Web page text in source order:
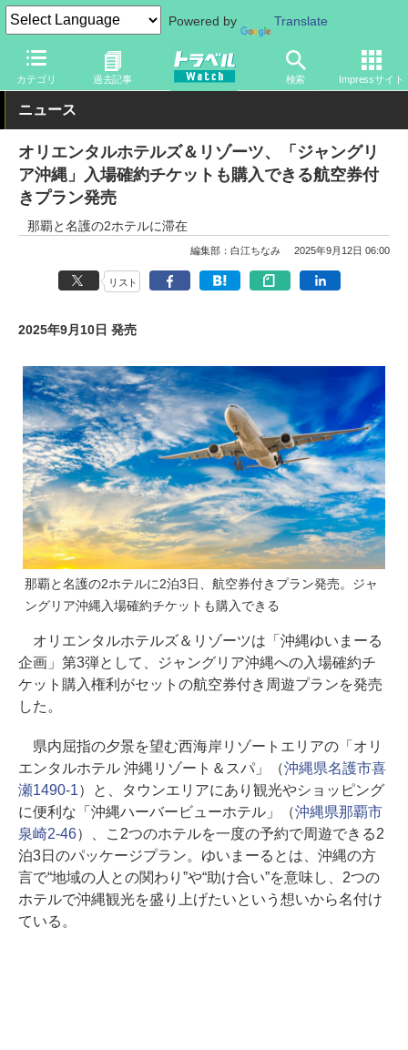
Powered by Translate
カテゴリ 過去記事 検索 Impressサイト
トラベル Watch 旅の情報 ホテル・旅館 宿泊
ニュース
オリエンタルホテルズ＆リゾーツ、「ジャングリ
ア沖縄」入場確約チケットも購入できる航空券付
きプラン発売
那覇と名護の2ホテルに滞在
編集部：白江ちなみ 2025年9月12日 06:00
リスト
2025年9月10日 発売
那覇と名護の2ホテルに2泊3日、航空券付きプラン発売。ジャ
ングリア沖縄入場確約チケットも購入できる
オリエンタルホテルズ＆リゾーツは「沖縄ゆいまーる
企画」第3弾として、ジャングリア沖縄への入場確約チ
ケット購入権利がセットの航空券付き周遊プランを発売
した。
県内屈指の夕景を望む西海岸リゾートエリアの「オリ
エンタルホテル 沖縄リゾート＆スパ」（沖縄県名護市喜
瀬1490-1）と、タウンエリアにあり観光やショッピング
に便利な「沖縄ハーバービューホテル」（沖縄県那覇市
泉崎2-46）、こ2つのホテルを一度の予約で周遊できる2
泊3日のパッケージプラン。ゆいまーるとは、沖縄の方
言で“地域の人との関わり”や“助け合い”を意味し、2つの
ホテルで沖縄観光を盛り上げたいという想いから名付け
ている。